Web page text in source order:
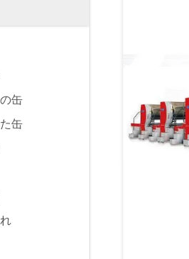
缶
缶